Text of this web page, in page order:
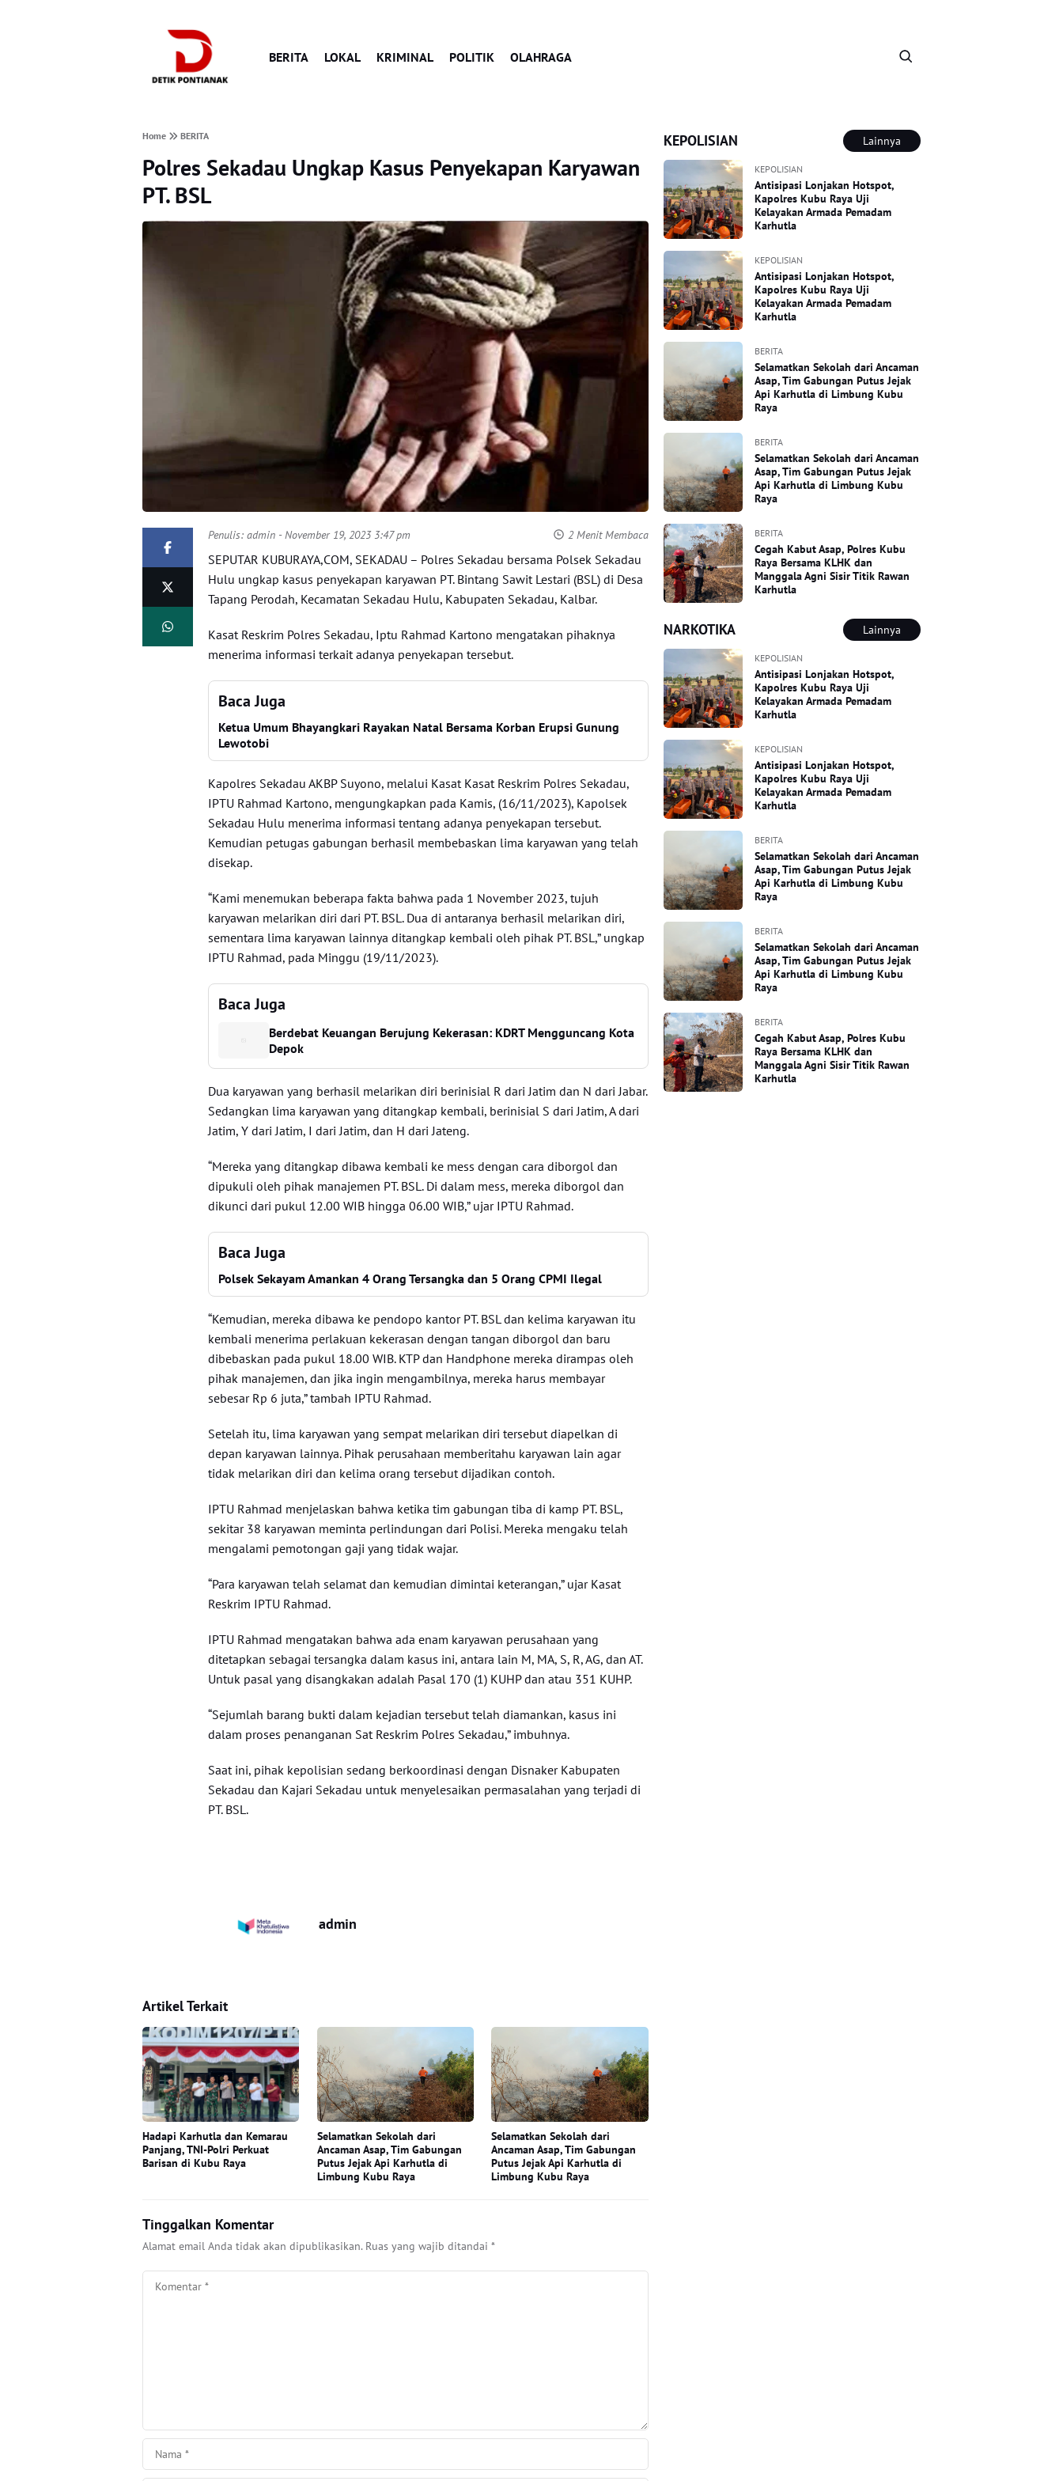
BERITA LOKAL KRIMINAL POLITIK OLAHRAGA
Home BERITA
Polres Sekadau Ungkap Kasus Penyekapan Karyawan
PT. BSL
Penulis:admin - November 19, 2023 3:47 pm 2 Menit Membaca
SEPUTAR KUBURAYA,COM, SEKADAU – Polres Sekadau bersama Polsek Sekadau
Hulu ungkap kasus penyekapan karyawan PT. Bintang Sawit Lestari (BSL) di Desa
Tapang Perodah, Kecamatan Sekadau Hulu, Kabupaten Sekadau, Kalbar.
Kasat Reskrim Polres Sekadau, Iptu Rahmad Kartono mengatakan pihaknya
menerima informasi terkait adanya penyekapan tersebut.
Baca Juga
Ketua Umum Bhayangkari Rayakan Natal Bersama Korban Erupsi Gunung
Lewotobi
Kapolres Sekadau AKBP Suyono, melalui Kasat Kasat Reskrim Polres Sekadau,
IPTU Rahmad Kartono, mengungkapkan pada Kamis, (16/11/2023), Kapolsek
Sekadau Hulu menerima informasi tentang adanya penyekapan tersebut.
Kemudian petugas gabungan berhasil membebaskan lima karyawan yang telah
disekap.
“Kami menemukan beberapa fakta bahwa pada 1 November 2023, tujuh
karyawan melarikan diri dari PT. BSL. Dua di antaranya berhasil melarikan diri,
sementara lima karyawan lainnya ditangkap kembali oleh pihak PT. BSL,” ungkap
IPTU Rahmad, pada Minggu (19/11/2023).
Baca Juga
Berdebat Keuangan Berujung Kekerasan: KDRT Mengguncang Kota
Depok
Dua karyawan yang berhasil melarikan diri berinisial R dari Jatim dan N dari Jabar.
Sedangkan lima karyawan yang ditangkap kembali, berinisial S dari Jatim, A dari
Jatim, Y dari Jatim, I dari Jatim, dan H dari Jateng.
“Mereka yang ditangkap dibawa kembali ke mess dengan cara diborgol dan
dipukuli oleh pihak manajemen PT. BSL. Di dalam mess, mereka diborgol dan
dikunci dari pukul 12.00 WIB hingga 06.00 WIB,” ujar IPTU Rahmad.
Baca Juga
Polsek Sekayam Amankan 4 Orang Tersangka dan 5 Orang CPMI Ilegal
“Kemudian, mereka dibawa ke pendopo kantor PT. BSL dan kelima karyawan itu
kembali menerima perlakuan kekerasan dengan tangan diborgol dan baru
dibebaskan pada pukul 18.00 WIB. KTP dan Handphone mereka dirampas oleh
pihak manajemen, dan jika ingin mengambilnya, mereka harus membayar
sebesar Rp 6 juta,” tambah IPTU Rahmad.
Setelah itu, lima karyawan yang sempat melarikan diri tersebut diapelkan di
depan karyawan lainnya. Pihak perusahaan memberitahu karyawan lain agar
tidak melarikan diri dan kelima orang tersebut dijadikan contoh.
IPTU Rahmad menjelaskan bahwa ketika tim gabungan tiba di kamp PT. BSL,
sekitar 38 karyawan meminta perlindungan dari Polisi. Mereka mengaku telah
mengalami pemotongan gaji yang tidak wajar.
“Para karyawan telah selamat dan kemudian dimintai keterangan,” ujar Kasat
Reskrim IPTU Rahmad.
IPTU Rahmad mengatakan bahwa ada enam karyawan perusahaan yang
ditetapkan sebagai tersangka dalam kasus ini, antara lain M, MA, S, R, AG, dan AT.
Untuk pasal yang disangkakan adalah Pasal 170 (1) KUHP dan atau 351 KUHP.
“Sejumlah barang bukti dalam kejadian tersebut telah diamankan, kasus ini
dalam proses penanganan Sat Reskrim Polres Sekadau,” imbuhnya.
Saat ini, pihak kepolisian sedang berkoordinasi dengan Disnaker Kabupaten
Sekadau dan Kajari Sekadau untuk menyelesaikan permasalahan yang terjadi di
PT. BSL.
admin
Artikel Terkait
Hadapi Karhutla dan Kemarau
Panjang, TNI-Polri Perkuat
Barisan di Kubu Raya
Selamatkan Sekolah dari
Ancaman Asap, Tim Gabungan
Putus Jejak Api Karhutla di
Limbung Kubu Raya
Selamatkan Sekolah dari
Ancaman Asap, Tim Gabungan
Putus Jejak Api Karhutla di
Limbung Kubu Raya
Tinggalkan Komentar
Alamat email Anda tidak akan dipublikasikan. Ruas yang wajib ditandai *
KEPOLISIAN Lainnya
KEPOLISIAN
Antisipasi Lonjakan Hotspot,
Kapolres Kubu Raya Uji
Kelayakan Armada Pemadam
Karhutla
KEPOLISIAN
Antisipasi Lonjakan Hotspot,
Kapolres Kubu Raya Uji
Kelayakan Armada Pemadam
Karhutla
BERITA
Selamatkan Sekolah dari Ancaman
Asap, Tim Gabungan Putus Jejak
Api Karhutla di Limbung Kubu
Raya
BERITA
Selamatkan Sekolah dari Ancaman
Asap, Tim Gabungan Putus Jejak
Api Karhutla di Limbung Kubu
Raya
BERITA
Cegah Kabut Asap, Polres Kubu
Raya Bersama KLHK dan
Manggala Agni Sisir Titik Rawan
Karhutla
NARKOTIKA Lainnya
KEPOLISIAN
Antisipasi Lonjakan Hotspot,
Kapolres Kubu Raya Uji
Kelayakan Armada Pemadam
Karhutla
KEPOLISIAN
Antisipasi Lonjakan Hotspot,
Kapolres Kubu Raya Uji
Kelayakan Armada Pemadam
Karhutla
BERITA
Selamatkan Sekolah dari Ancaman
Asap, Tim Gabungan Putus Jejak
Api Karhutla di Limbung Kubu
Raya
BERITA
Selamatkan Sekolah dari Ancaman
Asap, Tim Gabungan Putus Jejak
Api Karhutla di Limbung Kubu
Raya
BERITA
Cegah Kabut Asap, Polres Kubu
Raya Bersama KLHK dan
Manggala Agni Sisir Titik Rawan
Karhutla